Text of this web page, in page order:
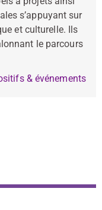
s’appuyant sur
et culturelle. Ils
le parcours
& événements